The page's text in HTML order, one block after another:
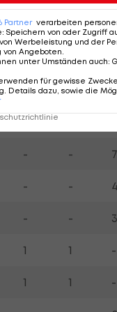
CL EL
- - 9
-
- - 7
- - 4
- - 3
1 1 -
1 1 -
Partner verarbeiten
: Speichern von oder Zugriff
Werbeleistung und der
von Angeboten.
unter Umständen auch:
für gewisse
Details dazu, sowie die